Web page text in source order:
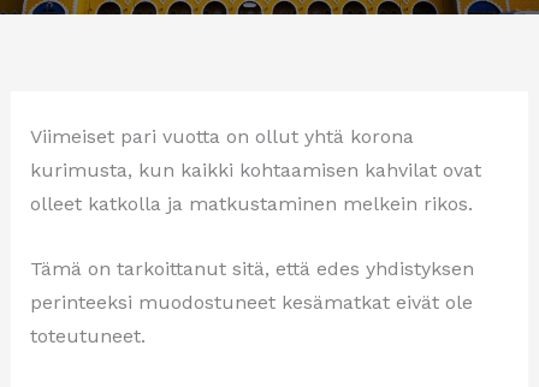
Viimeiset pari vuotta on ollut yhtä korona
kurimusta, kun kaikki kohtaamisen kahvilat ovat
olleet katkolla ja matkustaminen melkein rikos.
Tämä on tarkoittanut sitä, että edes yhdistyksen
perinteeksi muodostuneet kesämatkat eivät ole
toteutuneet.